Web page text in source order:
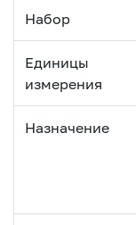
Набор
Единицы
измерения
Назначение